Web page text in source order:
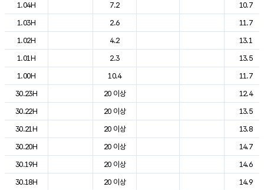
1.04H
7.2
10.7
1.03H
2.6
11.7
1.02H
4.2
13.1
1.01H
2.3
13.5
1.00H
10.4
11.7
30.23H
20 이상
12.4
30.22H
20 이상
13.5
30.21H
20 이상
13.8
30.20H
20 이상
14.7
30.19H
20 이상
14.6
30.18H
20 이상
14.9